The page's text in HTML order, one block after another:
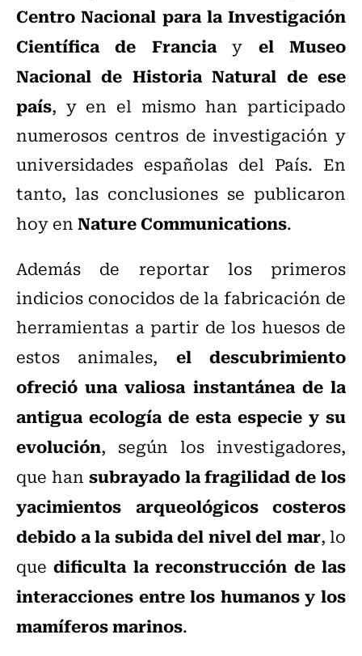
Centro Nacional para la Investigación
Científica de Franciay el Museo
Nacional de Historia Natural de ese
país, y en el mismo han participado
numerosos centros de investigación y
universidades españolas del País. En
tanto, las conclusiones se publicaron
hoy enNature Communications.
Además de reportar los primeros
indicios conocidos de la fabricación de
herramientas a partir de los huesos de
estos animales, el descubrimiento
ofreció una valiosa instantánea de la
antigua ecología de esta especie y su
evolución, según los investigadores,
que han subrayado la fragilidad de los
yacimientos arqueológicos costeros
debido a la subida del nivel del mar, lo
quedificulta la reconstrucción de las
interacciones entre los humanos y los
mamíferos marinos.